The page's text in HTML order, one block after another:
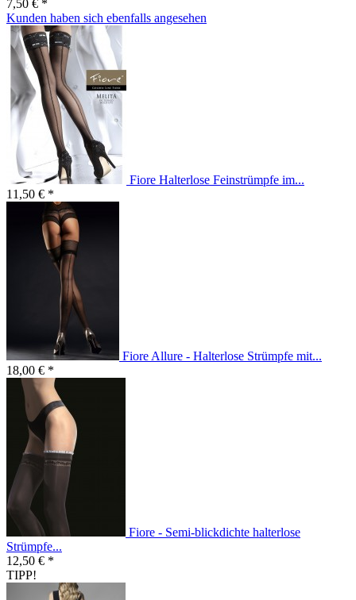
7,50 € *
Kunden haben sich ebenfalls angesehen
Fiore Halterlose Feinstrümpfe im...
11,50 € *
Fiore Allure - Halterlose Strümpfe mit...
18,00 € *
Fiore - Semi-blickdichte halterlose
Strümpfe...
12,50 € *
TIPP!